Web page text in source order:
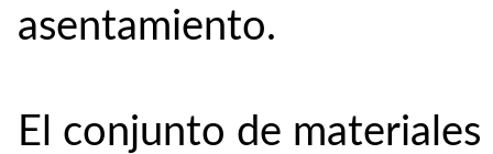
asentamiento.
El conjunto de